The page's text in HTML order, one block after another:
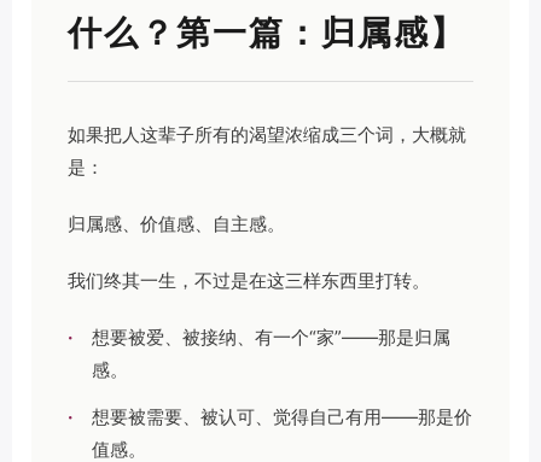
什么？第一篇：归属感】
如果把人这辈子所有的渴望浓缩成三个词，大概就
是：
归属感、价值感、自主感。
我们终其一生，不过是在这三样东西里打转。
·
想要被爱、被接纳、有一个“家”——那是归属
感。
·
想要被需要、被认可、觉得自己有用——那是价
值感。